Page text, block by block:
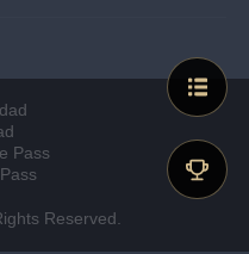
Pass
Reserved.